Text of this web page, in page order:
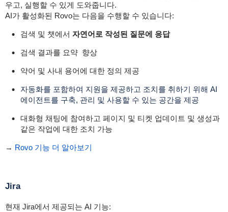
우고, 실행할 수 있게 도와줍니다.
AI가 활성화된 Rovo는 다음을 수행할 수 있습니다:
검색 및 챗에서 자연어로 작성된 질문에 응답
검색 결과를 요약 향상
약어 및 사내 용어에 대한 정의 제공
자동화를 포함하여 지원을 제공하고 조치를 취하기 위해 AI
에이전트를 구축, 관리 및 사용할 수 있는 공간을 제공
대화형 채팅에 참여하고 페이지 및 티켓 업데이트 및 생성과
같은 작업에 대한 조치 가능
→ Rovo 기능 더 알아보기
Jira
현재 Jira에서 제공되는 AI 기능: